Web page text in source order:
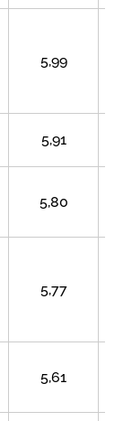
5,99
5,91
5,80
5,77
5,61